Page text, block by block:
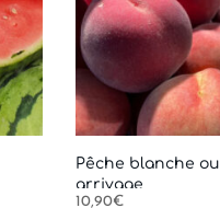
Pêche blanche
arrivage
10,90€